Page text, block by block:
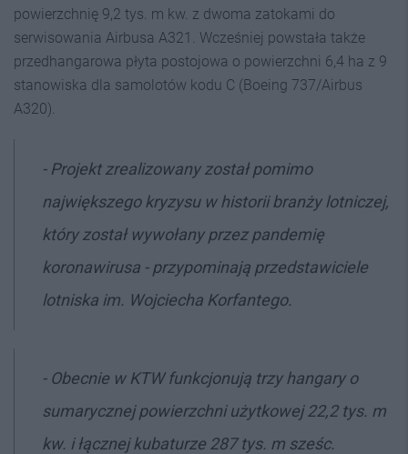
powierzchnię 9,2 tys. m kw. z dwoma zatokami do
serwisowania Airbusa A321. Wcześniej powstała także
przedhangarowa płyta postojowa o powierzchni 6,4 ha z 9
stanowiska dla samolotów kodu C (Boeing 737/Airbus
A320).
- Projekt zrealizowany został pomimo
największego kryzysu w historii branży lotniczej,
który został wywołany przez pandemię
koronawirusa - przypominają przedstawiciele
lotniska im. Wojciecha Korfantego.
- Obecnie w KTW funkcjonują trzy hangary o
sumarycznej powierzchni użytkowej 22,2 tys. m
kw. i łącznej kubaturze 287 tys. m sześc.